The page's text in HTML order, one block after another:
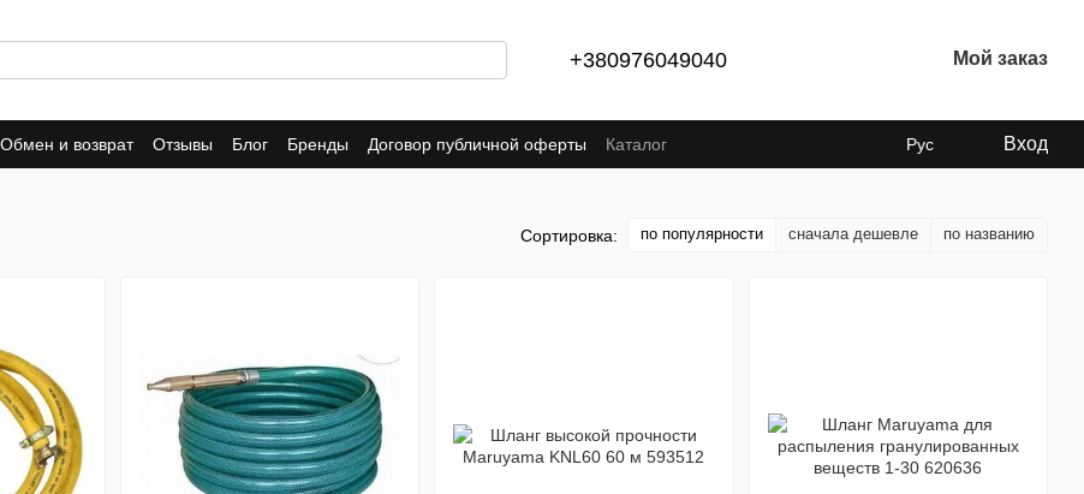
+380976049040 Мой заказ
Обмен и возврат Отзывы Блог Бренды Договор публичной оферты Каталог Рус Вход
Сортировка: по популярности сначала дешевле по названию